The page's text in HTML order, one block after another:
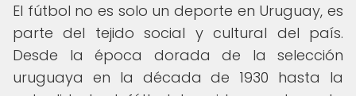
El fútbol no es solo un deporte en Uruguay, es
parte del tejido social y cultural del país.
Desde la época dorada de la selección
uruguaya en la década de 1930 hasta la